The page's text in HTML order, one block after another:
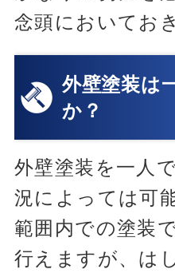
念頭においてお
外壁塗装は
か？
外壁塗装を一人
況によっては可
範囲内での塗装
行えますが、は